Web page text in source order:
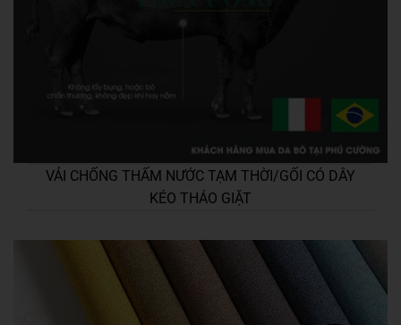
VẢI CHỐNG THẤM NƯỚC TẠM THỜI/GỐI CÓ DÂY
KÉO THÁO GIẶT